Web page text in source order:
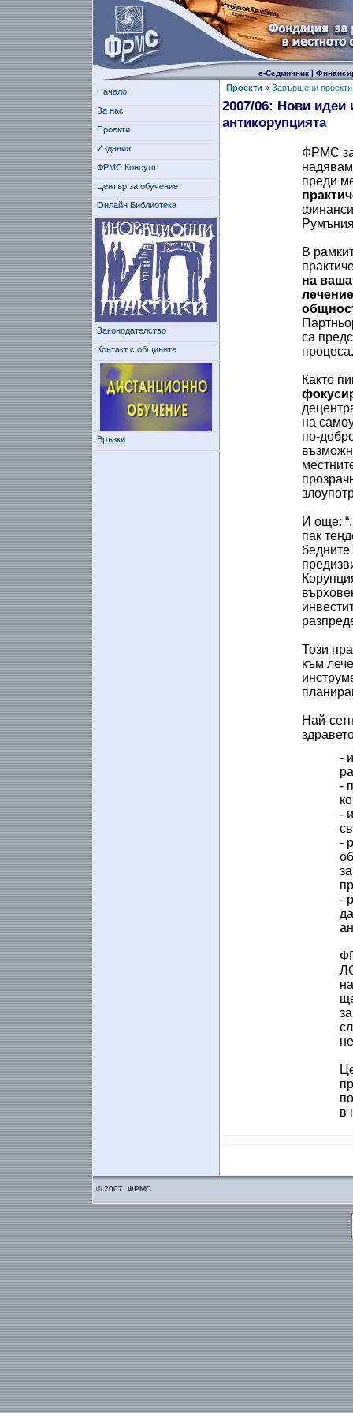
е-Седмичник|
Начало
За нас
Проекти
Издания
ФРМС Консулт
Център за обучение
Онлайн Библиотека
Законодателство
Контакт с общините
Връзки
Проекти » Завършени проекти
2007/06: Нови идеи
антикорупцията
ФРМС
преди
В
на
са
процеса.
Както
на
по-
И още:
пак
бедните
Този
към
Най-
-
-
-
-
-
в
© 2007, ФРМС